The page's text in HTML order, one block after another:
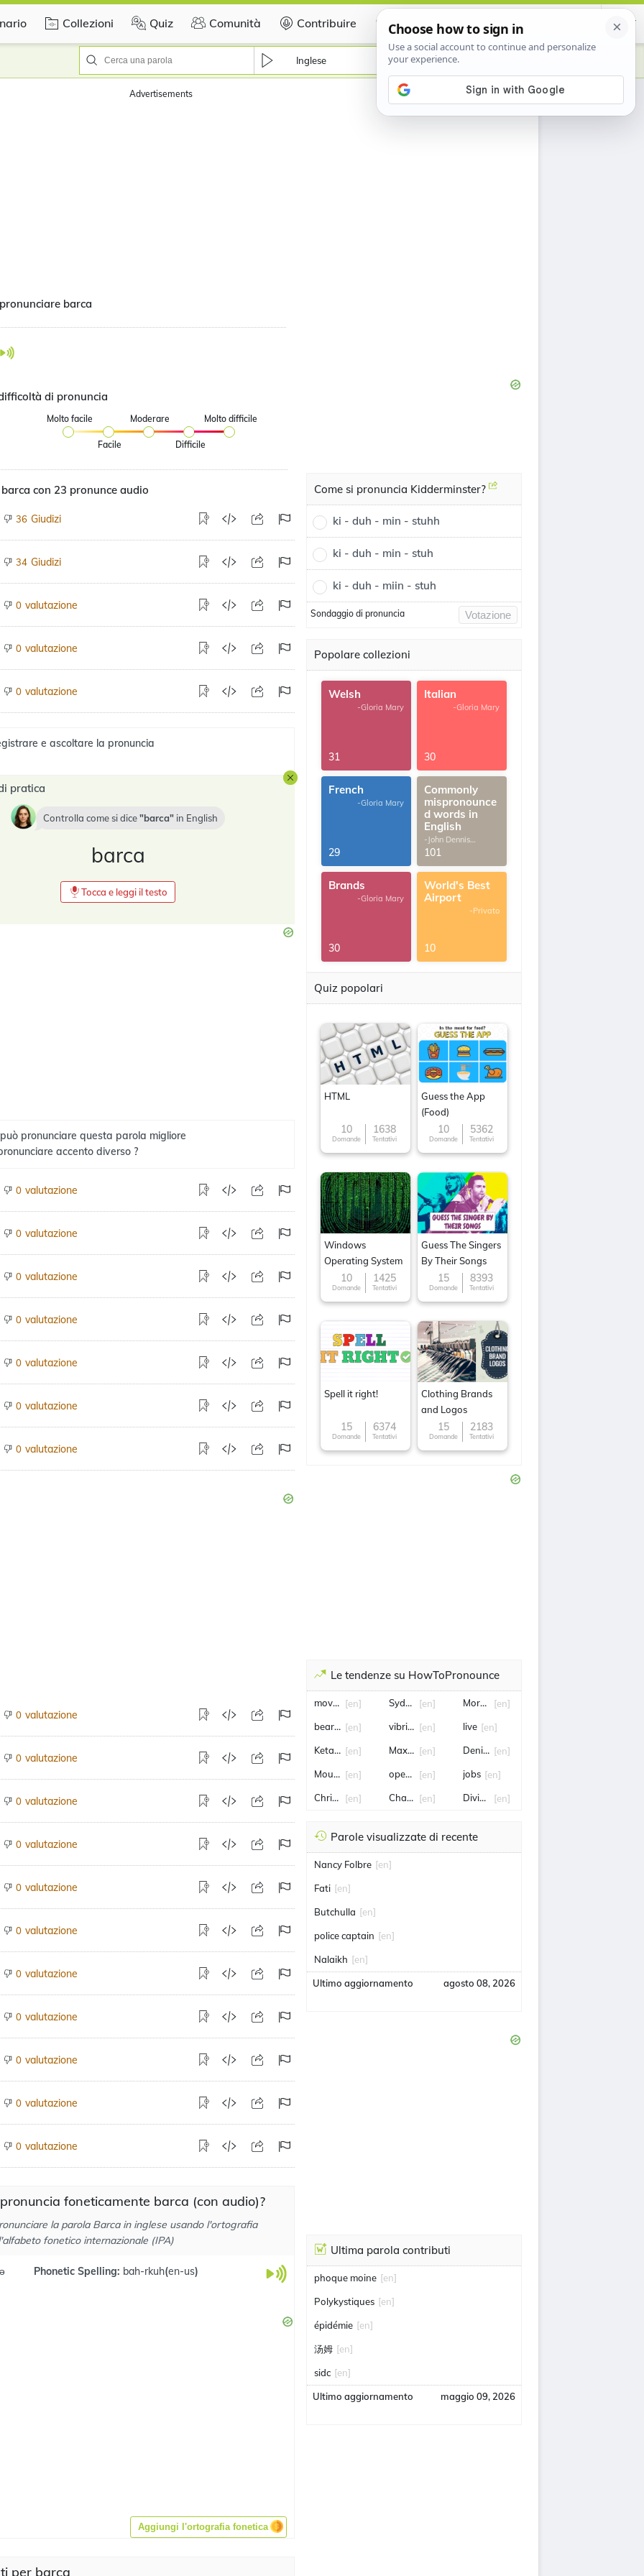
Collezioni Quiz Comunità Contribuire Certificate
Inglese
barca
di pronuncia
Molto facile
Facile
Moderare
Difficile
Molto difficile
con 23 pronunce audio
36 Giudizi
34 Giudizi
0 valutazione
0 valutazione
0 valutazione
e ascoltare la pronuncia
pratica
Controlla come si dice barca in English
barca
Tocca e leggi il testo
pronunciare questa parola migliore
accento diverso ?
0 valutazione
0 valutazione
0 valutazione
0 valutazione
0 valutazione
0 valutazione
0 valutazione
0 valutazione
0 valutazione
0 valutazione
0 valutazione
0 valutazione
0 valutazione
0 valutazione
0 valutazione
0 valutazione
0 valutazione
0 valutazione
foneticamente barca (con audio)?
la parola Barca in inglese usando l'ortografia
fonetico internazionale (IPA)
Phonetic Spelling: bah-rkuh(en-us)
Aggiungi l'ortografia fonetica
per barca
Come si pronuncia Kidderminster?
ki - duh - min - stuhh
ki - duh - min - stuh
ki - duh - miin - stuh
Sondaggio di pronuncia Votazione
Popolare collezioni
Welsh
-Gloria Mary
31
Italian
-Gloria Mary
30
French
-Gloria Mary
29
Commonly
mispronounce
d words in
English
-John Dennis
G.Thomas
101
Brands
-Gloria Mary
30
World's Best
Airport
-Privato
10
Quiz popolari
HTML
10
Domande
1638
Tentativi
Guess the App
(Food)
10
Domande
5362
Tentativi
Windows
Operating System
10
Domande
1425
Tentativi
Guess The Singers
By Their Songs
15
Domande
8393
Tentativi
Spell it right!
15
Domande
6374
Tentativi
Clothing Brands
and Logos
15
Domande
2183
Tentativi
Le tendenze su HowToPronounce
movies [en]
bear paw
[en]
Ketaki [en]
Mount Etna
[en]
Christian bale
[en]
Sydney Swans
[en]
vibrio vulnificus
[en]
Max Gawn
[en]
openai [en]
Charlize theron
[en]
Morgan freeman
[en]
live [en]
Denise [en]
jobs [en]
Dividend[en]
Parole visualizzate di recente
Nancy Folbre [en]
Fati [en]
Butchulla [en]
police captain [en]
Nalaikh [en]
Ultimo aggiornamento agosto 08, 2026
Ultima parola contributi
phoque moine [en]
Polykystiques [en]
épidémie [en]
汤姆 [en]
sidc [en]
Ultimo aggiornamento maggio 09, 2026